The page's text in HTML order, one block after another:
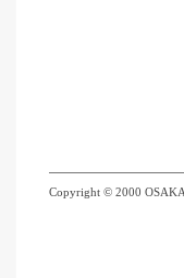
Copyright © 2000 OSAKA